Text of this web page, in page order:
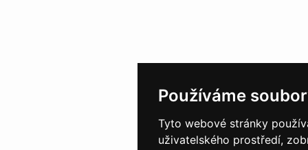
Používáme
Tyto webové stránky
uživatelského prostředí,